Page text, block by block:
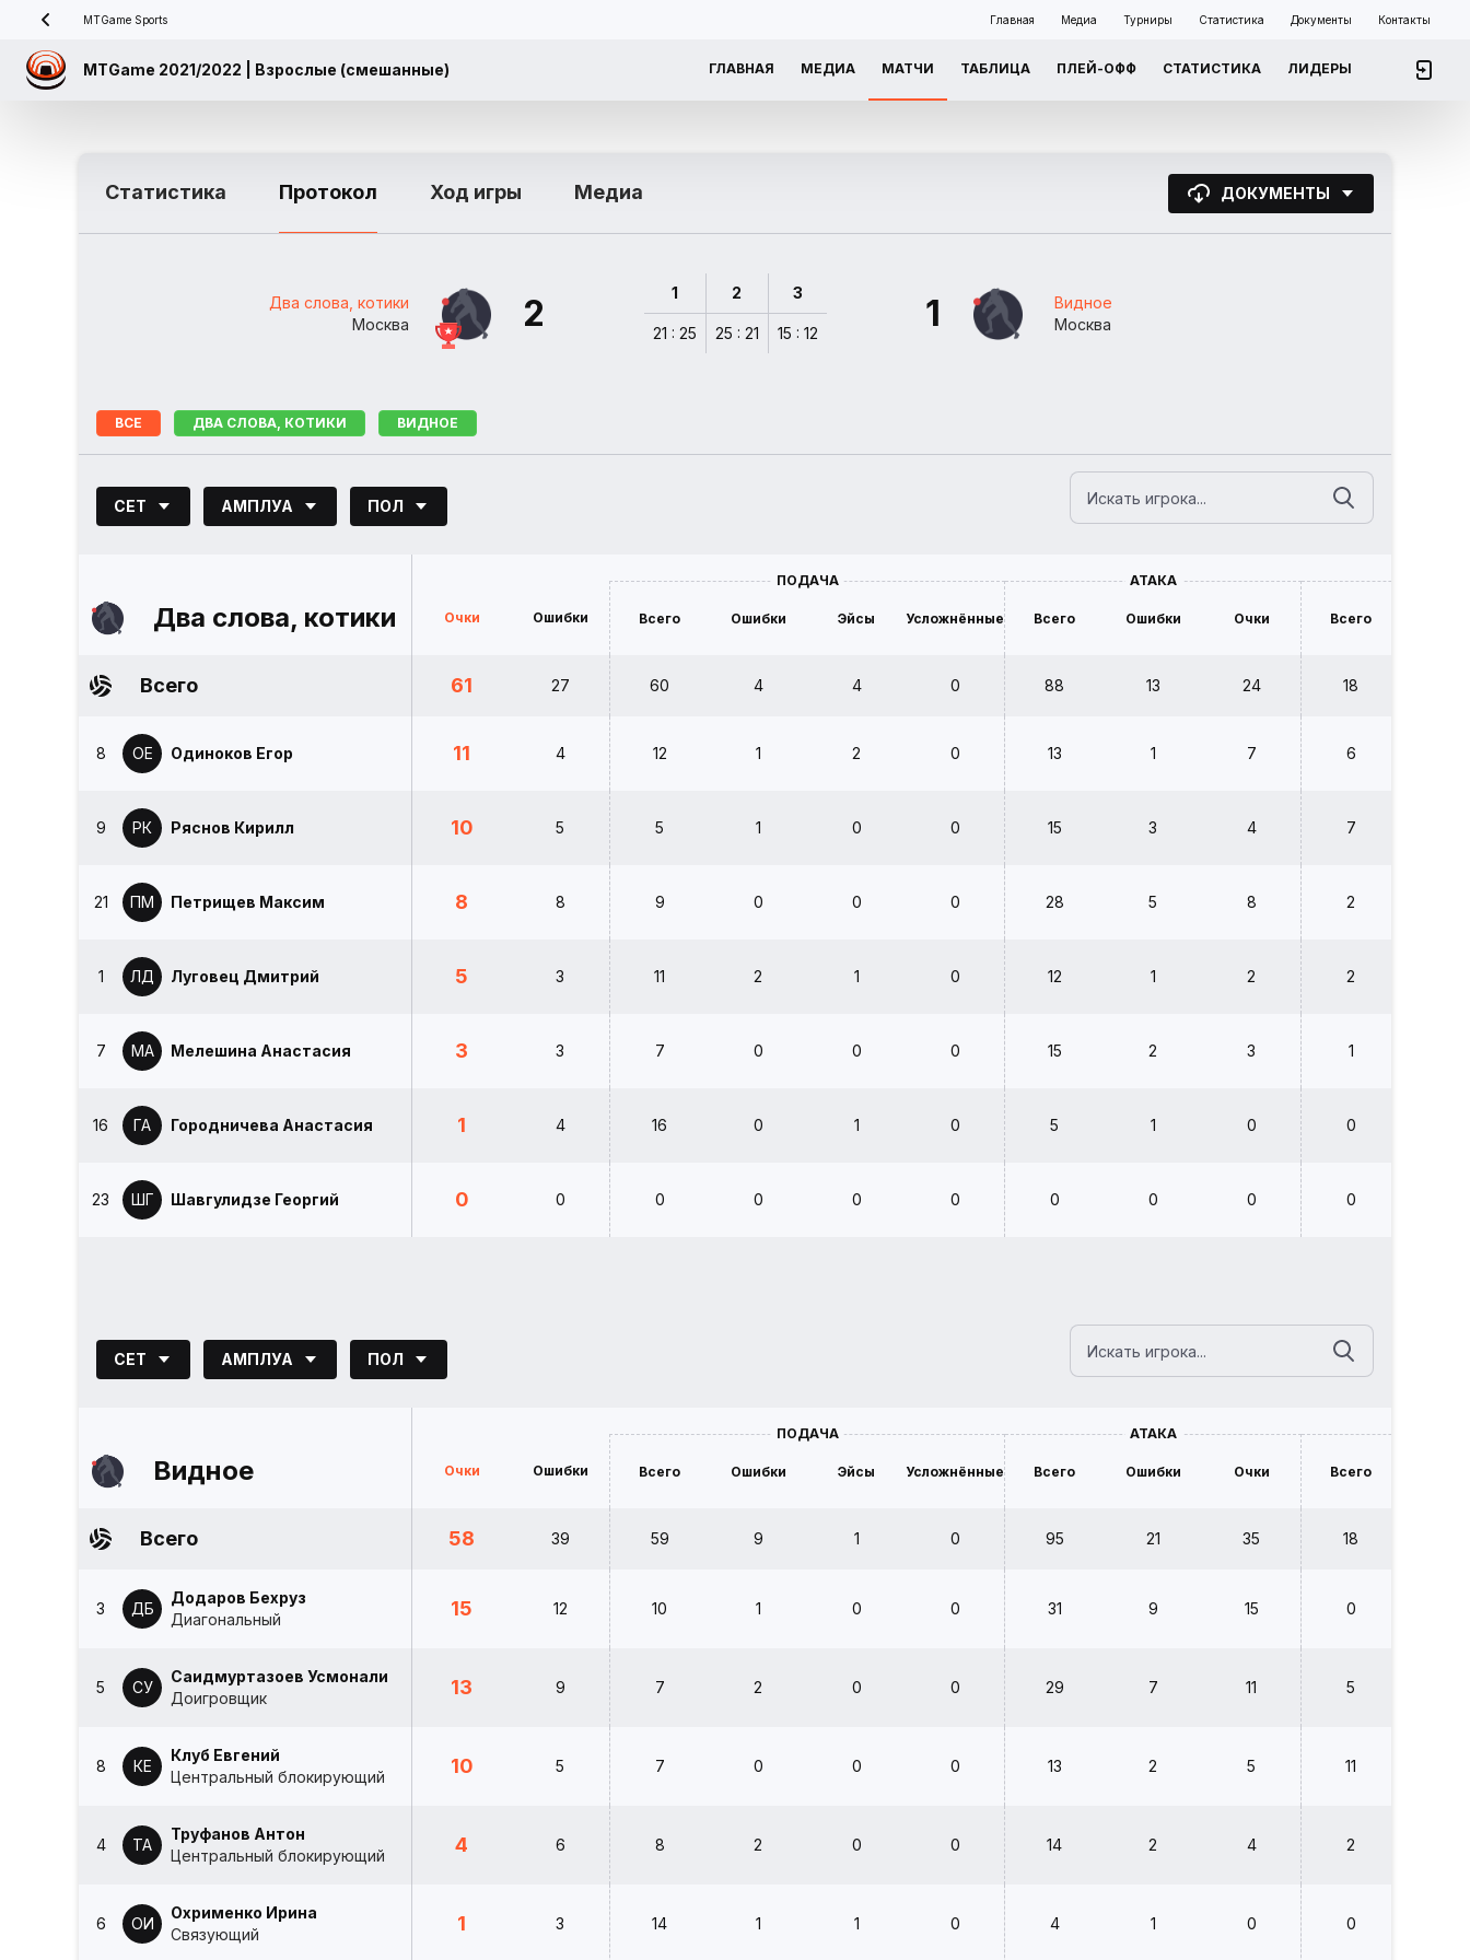
MTGame Sports Главная Медиа Турниры Статистика Документы Контакты
MTGame 2021/2022 | Взрослые (смешанные) ГЛАВНАЯ МЕДИА МАТЧИ ТАБЛИЦА ПЛЕЙ-ОФФ СТАТИСТИКА ЛИДЕРЫ
Статистика Протокол Ход игры Медиа ДОКУМЕНТЫ
Два слова, котики
Москва
2 1
21 : 25
2
25 : 21
3
15 : 12
Видное
Москва
1
ВСЕ ДВА СЛОВА, КОТИКИ ВИДНОЕ
СЕТ АМПЛУА ПОЛ
Два слова, котики Очки Ошибки
ПОДАЧА
Всего Ошибки Эйсы Усложнённые
АТАКА
Всего Ошибки Очки Всего
Всего 61 27 60 4 4 0 88 13 24 18
8 ОЕ Одиноков Егор 11 4 12 1 2 0 13 1 7 6
9 РК Ряснов Кирилл 10 5 5 1 0 0 15 3 4 7
21 ПМ Петрищев Максим 8 8 9 0 0 0 28 5 8 2
1 ЛД Луговец Дмитрий 5 3 11 2 1 0 12 1 2 2
7 МА Мелешина Анастасия 3 3 7 0 0 0 15 2 3 1
16 ГА Городничева Анастасия 1 4 16 0 1 0 5 1 0 0
23 ШГ Шавгулидзе Георгий 0 0 0 0 0 0 0 0 0 0
СЕТ АМПЛУА ПОЛ
Видное Очки Ошибки
ПОДАЧА
Всего Ошибки Эйсы Усложнённые
АТАКА
Всего Ошибки Очки Всего
Всего 58 39 59 9 1 0 95 21 35 18
3 ДБ
Додаров Бехруз
Диагональный
15 12 10 1 0 0 31 9 15 0
5 СУ
Саидмуртазоев Усмонали
Доигровщик
13 9 7 2 0 0 29 7 11 5
8 КЕ
Клуб Евгений
Центральный блокирующий
10 5 7 0 0 0 13 2 5 11
4 ТА
Труфанов Антон
Центральный блокирующий
4 6 8 2 0 0 14 2 4 2
6 ОИ
Охрименко Ирина
Связующий
1 3 14 1 1 0 4 1 0 0